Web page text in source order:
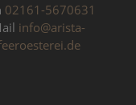
02161-5670631
info@arista-